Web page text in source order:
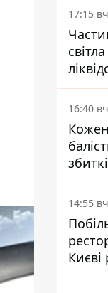
17:15
16:40
14:55
Києві